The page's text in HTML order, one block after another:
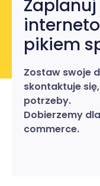
pikiem
Zostaw swoje
skontaktuje
potrzeby.
Dobierzemy
commerce.